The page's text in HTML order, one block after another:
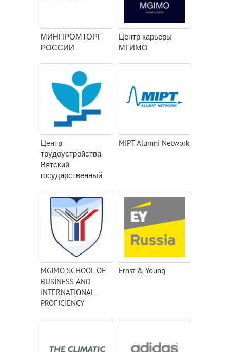
МИНПРОМТОРГ
РОССИИ
Центр карьеры
МГИМО
Центр
трудоустройства
Вятский
государственный
MIPT Alumni Network
MGIMO SCHOOL OF
BUSINESS AND
INTERNATIONAL
PROFICIENCY
Ernst & Young